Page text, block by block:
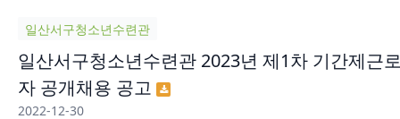
일산서구청소년수련관
일산서구청소년수련관 2023년 제1차 기간제근
자 공개채용 공고
2022-12-30